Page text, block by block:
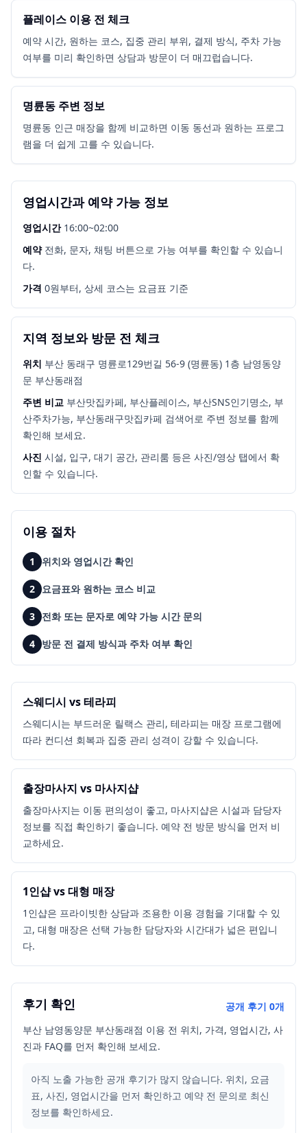
플레이스 이용 전 체크
예약 시간, 원하는 코스, 집중 관리 부위, 결제 방식, 주차 가능
여부를 미리 확인하면 상담과 방문이 더 매끄럽습니다.
명륜동 주변 정보
명륜동 인근 매장을 함께 비교하면 이동 동선과 원하는 프로그
램을 더 쉽게 고를 수 있습니다.
영업시간과 예약 가능 정보
영업시간 16:00~02:00
예약 전화, 문자, 채팅 버튼으로 가능 여부를 확인할 수 있습니
다.
가격 0원부터, 상세 코스는 요금표 기준
지역 정보와 방문 전 체크
위치 부산 동래구 명륜로129번길 56-9 (명륜동) 1층 남영동양
문 부산동래점
주변 비교 부산맛집카페, 부산플레이스, 부산SNS인기명소, 부
산주차가능, 부산동래구맛집카페 검색어로 주변 정보를 함께
확인해 보세요.
사진 시설, 입구, 대기 공간, 관리룸 등은 사진/영상 탭에서 확
인할 수 있습니다.
이용 절차
1 위치와 영업시간 확인
2 요금표와 원하는 코스 비교
3 전화 또는 문자로 예약 가능 시간 문의
4 방문 전 결제 방식과 주차 여부 확인
스웨디시 vs 테라피
스웨디시는 부드러운 릴랙스 관리, 테라피는 매장 프로그램에
따라 컨디션 회복과 집중 관리 성격이 강할 수 있습니다.
출장마사지 vs 마사지샵
출장마사지는 이동 편의성이 좋고, 마사지샵은 시설과 담당자
정보를 직접 확인하기 좋습니다. 예약 전 방문 방식을 먼저 비
교하세요.
1인샵 vs 대형 매장
1인샵은 프라이빗한 상담과 조용한 이용 경험을 기대할 수 있
고, 대형 매장은 선택 가능한 담당자와 시간대가 넓은 편입니
다.
후기 확인 공개 후기 0개
부산 남영동양문 부산동래점 이용 전 위치, 가격, 영업시간, 사
진과 FAQ를 먼저 확인해 보세요.
아직 노출 가능한 공개 후기가 많지 않습니다. 위치, 요금
표, 사진, 영업시간을 먼저 확인하고 예약 전 문의로 최신
정보를 확인하세요.